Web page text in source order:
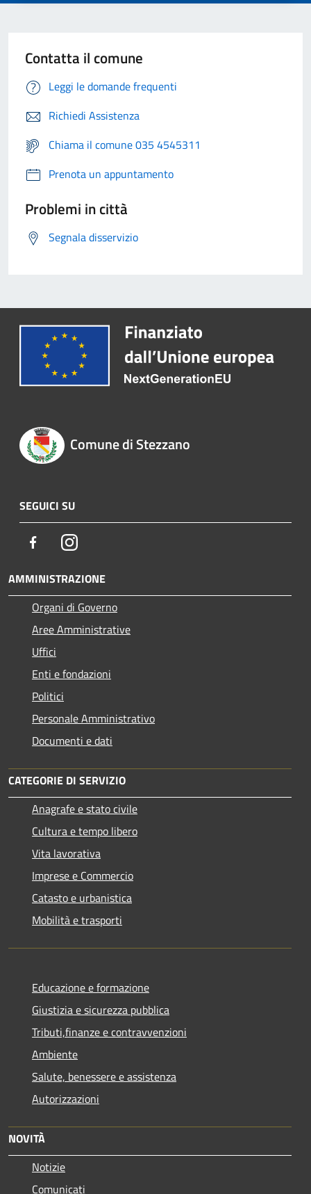
Contatta il comune
Leggi le domande frequenti
Richiedi Assistenza
Chiama il comune 035 4545311
Prenota un appuntamento
Problemi in città
Segnala disservizio
Comune di Stezzano
SEGUICI SU
FacebookInstagram
AMMINISTRAZIONE
Organi di Governo
Aree Amministrative
Uffici
Enti e fondazioni
Politici
Personale Amministrativo
Documenti e dati
CATEGORIE DI SERVIZIO
Anagrafe e stato civile
Cultura e tempo libero
Vita lavorativa
Imprese e Commercio
Catasto e urbanistica
Mobilità e trasporti
Educazione e formazione
Giustizia e sicurezza pubblica
Tributi,finanze e contravvenzioni
Ambiente
Salute, benessere e assistenza
Autorizzazioni
NOVITÀ
Notizie
Comunicati